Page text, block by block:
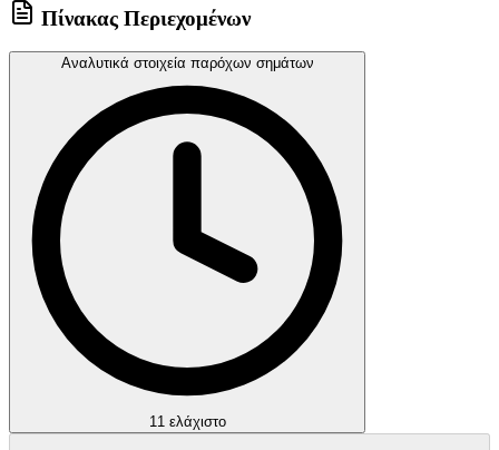
Πίνακας Περιεχομένων
11 ελάχιστο